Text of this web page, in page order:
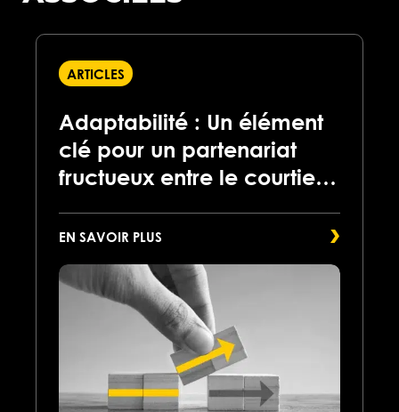
ARTICLES
Adaptabilité : Un élément
clé pour un partenariat
fructueux entre le courtier
EN SAVOIR PLUS